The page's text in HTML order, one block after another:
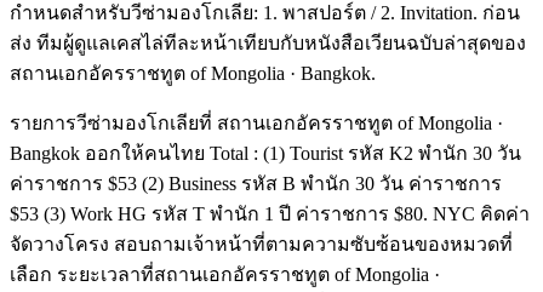
กำหนดสำหรับวีซ่ามองโกเลีย: 1. พาสปอร์ต / 2. Invitation. ก่อน
ส่ง ทีมผู้ดูแลเคสไล่ทีละหน้าเทียบกับหนังสือเวียนฉบับล่าสุดของ
สถานเอกอัครราชทูต of Mongolia · Bangkok.
รายการวีซ่ามองโกเลียที่ สถานเอกอัครราชทูต of Mongolia ·
Bangkok ออกให้คนไทย Total : (1) Tourist รหัส K2 พำนัก 30 วัน
ค่าราชการ $53 (2) Business รหัส B พำนัก 30 วัน ค่าราชการ
$53 (3) Work HG รหัส T พำนัก 1 ปี ค่าราชการ $80. NYC คิดค่า
จัดวางโครง สอบถามเจ้าหน้าที่ตามความซับซ้อนของหมวดที่
เลือก ระยะเวลาที่สถานเอกอัครราชทูต of Mongolia ·